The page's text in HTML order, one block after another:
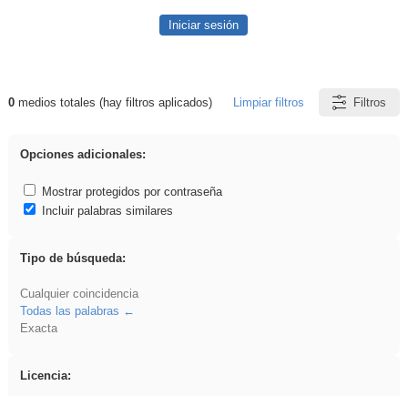
Iniciar sesión
Resultados de: carrocero
0medios totales (hay filtros aplicados) Limpiar filtros Filtros
Opciones adicionales:
Mostrar protegidos por contraseña
Incluir palabras similares
Tipo de búsqueda:
Cualquier coincidencia
Todas las palabras
Exacta
Licencia: